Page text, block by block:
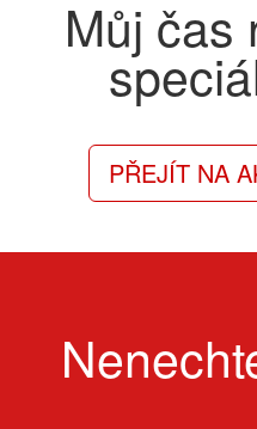
Můj čas
PŘEJÍT NA